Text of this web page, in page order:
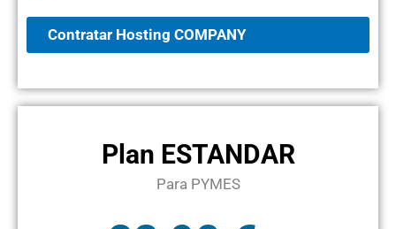
Contratar Hosting COMPANY
Plan ESTANDAR
Para PYMES